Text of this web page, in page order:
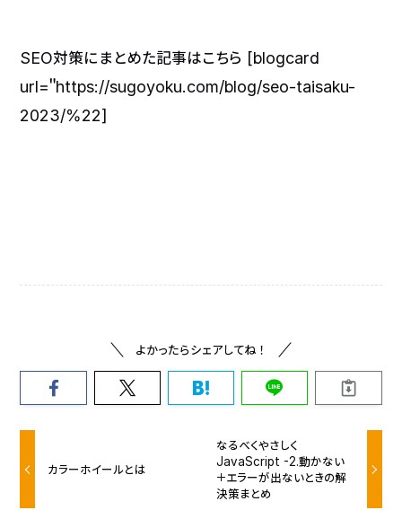
SEO対策にまとめた記事はこちら [blogcard
url="https://sugoyoku.com/blog/seo-taisaku-
2023/%22]
よかったらシェアしてね！
カラーホイールとは
なるべくやさしく
JavaScript -2.動かない
＋エラーが出ないときの解
決策まとめ